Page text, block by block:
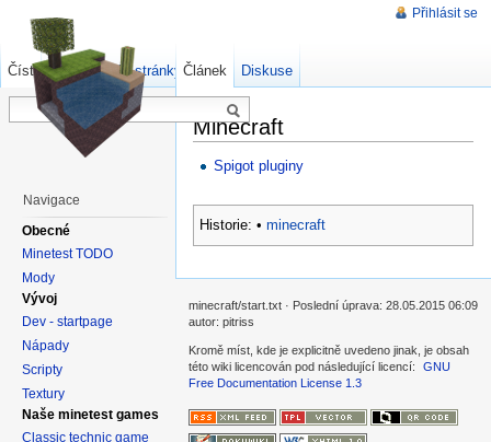
Minecraft
Spigot pluginy
Historie: • minecraft
Přihlásit se
Článek Diskuse
Číst Zdrojový kód stránky Starší verze
Navigace
Obecné
Minetest TODO
Mody
Vývoj
Dev - startpage
Nápady
Scripty
Textury
Naše minetest games
Classic technic game
minecraft/start.txt · Poslední úprava: 28.05.2015 06:09
autor: pitriss
Kromě míst, kde je explicitně uvedeno jinak, je obsah
této wiki licencován pod následující licencí:
GNU
Free Documentation License 1.3